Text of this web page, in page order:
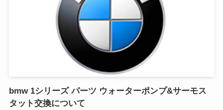
bmw 1シリーズ パーツ ウォーターポンプ&サーモス
タット交換について